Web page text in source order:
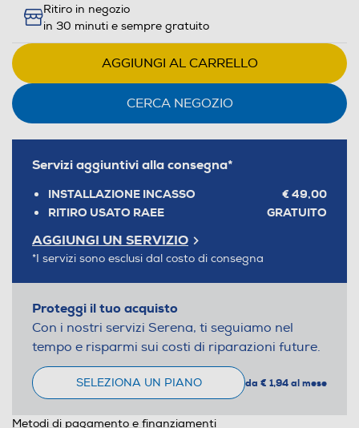
Ritiro in negozio
in 30 minuti e sempre gratuito
AGGIUNGI AL CARRELLO
CERCA NEGOZIO
Servizi aggiuntivi alla consegna*
INSTALLAZIONE INCASSO
€ 49,00
RITIRO USATO RAEE
GRATUITO
AGGIUNGI UN SERVIZIO
*I servizi sono esclusi dal costo di consegna
Proteggi il tuo acquisto
Con i nostri servizi Serena, ti seguiamo nel
tempo e risparmi sui costi di riparazioni future.
SELEZIONA UN PIANO da € 1,94 al mese
Metodi di pagamento e finanziamenti